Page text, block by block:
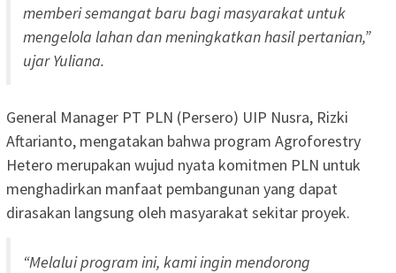
memberi semangat baru bagi masyarakat untuk
mengelola lahan dan meningkatkan hasil pertanian,”
ujar Yuliana.
General Manager PT PLN (Persero) UIP Nusra, Rizki
Aftarianto, mengatakan bahwa program Agroforestry
Hetero merupakan wujud nyata komitmen PLN untuk
menghadirkan manfaat pembangunan yang dapat
dirasakan langsung oleh masyarakat sekitar proyek.
“Melalui program ini, kami ingin mendorong